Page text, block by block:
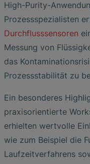
High-Purity-
Prozessspezialisten
Durchflusssensoren
Messung von
das
Prozessstabilität zu
Ein besonderes
praxisorientierte
erhielten wertvolle
wie zum Beispiel die
Laufzeitverfahrens